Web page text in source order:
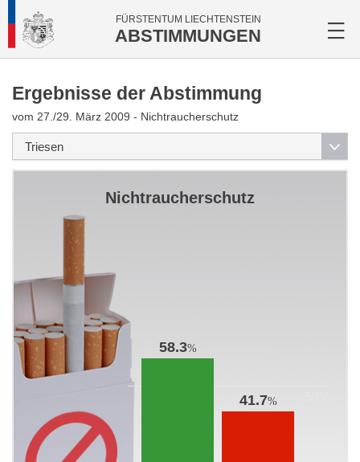
FÜRSTENTUM LIECHTENSTEIN
ABSTIMMUNGEN
Ergebnisse der Abstimmung
vom 27./29. März 2009 - Nichtraucherschutz
Nichtraucherschutz
58.3%
41.7%